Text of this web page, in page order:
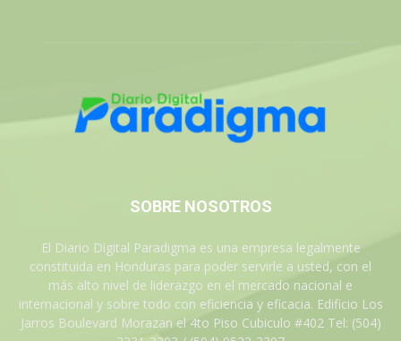
SOBRE NOSOTROS
El Diario Digital Paradigma es una empresa legalmente
constituida en Honduras para poder servirle a usted, con el
más alto nivel de liderazgo en el mercado nacional e
internacional y sobre todo con eficiencia y eficacia. Edificio Los
Jarros Boulevard Morazan el 4to Piso Cubiculo #402 Tel: (504)